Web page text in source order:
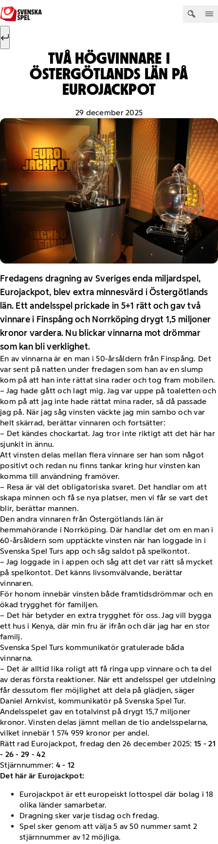
Hoppa till innehåll
Sök efter:
TVÅ HÖGVINNARE I
ÖSTERGÖTLANDS LÄN PÅ
EUROJACKPOT
29 december 2025
Fredagens dragning av Sveriges enda miljardspel,
Eurojackpot, blev extra minnesvärd i Östergötlands
län. Ett andelsspel prickade in 5+1 rätt och gav två
vinnare i Finspång och Norrköping drygt 1,5 miljoner
kronor vardera. Nu blickar vinnarna mot drömmar
som kan bli verklighet.
En av vinnarna är en man i 50-årsåldern från Finspång. Det
var sent på natten under fredagen som han av en slump
kom på att han inte rättat sina rader och tog fram mobilen.
– Jag hade gått och lagt mig. Jag var uppe på toaletten och
kom på att jag inte hade rättat mina rader, så då passade
jag på. När jag såg vinsten väckte jag min sambo och var
helt skärrad, berättar vinnaren och fortsätter:
– Det kändes chockartat. Jag tror inte riktigt att det här har
sjunkit in ännu.
Att vinsten delas mellan flera vinnare ser han som något
positivt och redan nu finns tankar kring hur vinsten kan
komma till användning framöver.
– Resa är väl det obligatoriska svaret. Det handlar om att
skapa minnen och få se nya platser, men vi får se vart det
blir, berättar mannen.
Den andra vinnaren från Östergötlands län är
hemmahörande i Norrköping. Där handlar det om en man i
60-årsåldern som upptäckte vinsten när han loggade in i
Svenska Spel Turs app och såg saldot på spelkontot.
– Jag loggade in i appen och såg att det var rätt så mycket
på spelkontot. Det känns livsomvälvande, berättar
vinnaren.
För honom innebär vinsten både framtidsdrömmar och en
ökad trygghet för familjen.
– Det här betyder en extra trygghet för oss. Jag vill bygga
ett hus i Kenya, där min fru är ifrån och där jag har en stor
familj.
Svenska Spel Turs kommunikatör gratulerade båda
vinnarna.
– Det är alltid lika roligt att få ringa upp vinnare och ta del
av deras första reaktioner. När ett andelsspel ger utdelning
får dessutom fler möjlighet att dela på glädjen, säger
Daniel Arnkvist, kommunikatör på Svenska Spel Tur.
Andelsspelet gav en totalvinst på drygt 15,7 miljoner
kronor. Vinsten delas jämnt mellan de tio andelsspelarna,
vilket innebär 1 574 959 kronor per andel.
Rätt rad Eurojackpot, fredag den 26 december 2025: 15 - 21
- 26 - 29 - 42
Stjärnnummer: 4 - 12
Det här är Eurojackpot:
Eurojackpot är ett europeiskt lottospel där bolag i 18
olika länder samarbetar.
Dragning sker varje tisdag och fredag.
Spel sker genom att välja 5 av 50 nummer samt 2
stjärnnummer av 12 möjliga.